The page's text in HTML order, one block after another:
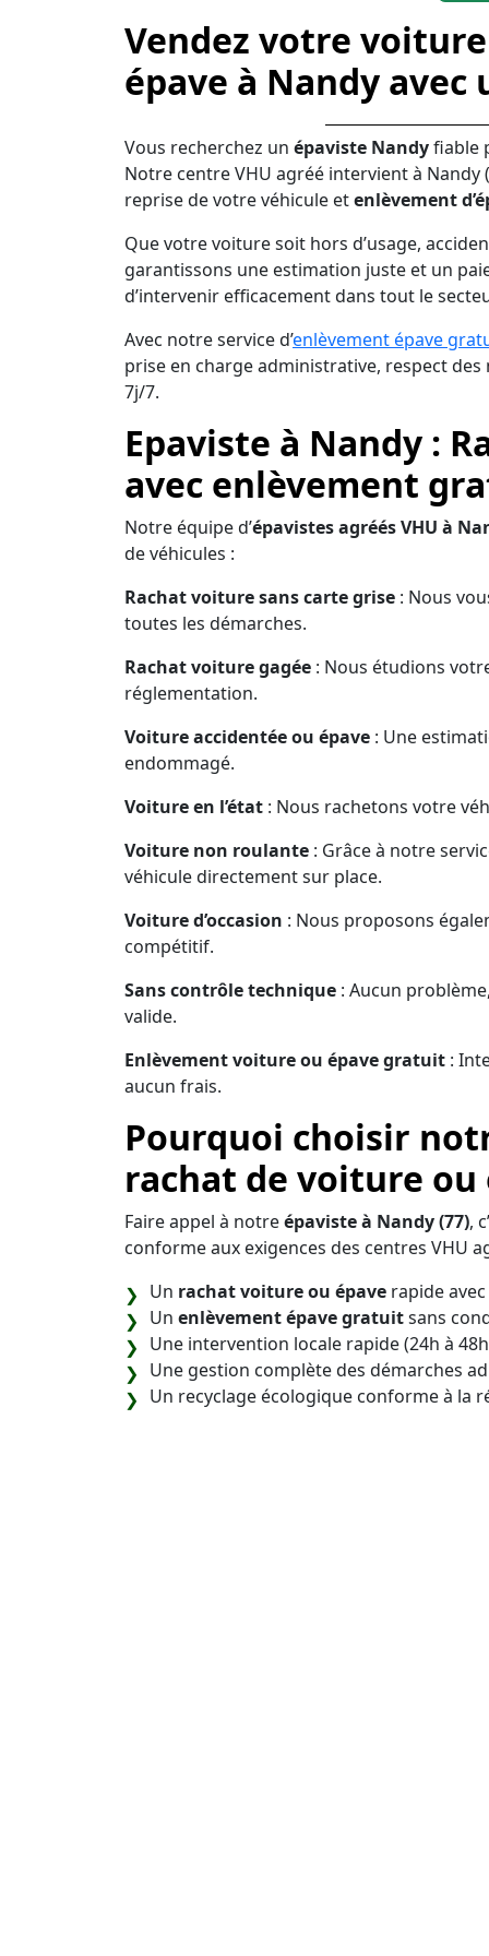
Vendez votre
épave à Nandy avec
Vous recherchez un épaviste Nandyfiable
Notre centre VHU agréé intervient à
reprise de votre véhicule etenlèvement
Que votre voiture soit hors d’usage,
garantissons une estimation juste et un
d’intervenir efficacement dans tout le
Avec notre service d’enlèvement épave
prise en charge administrative, respect
7j/7.
Epaviste à Nandy :
avec enlèvement
Notre équipe d’épavistes agréés VHU à
de véhicules :
Rachat voiture sans carte grise : Nous
toutes les démarches.
Rachat voiture gagée : Nous étudions
réglementation.
Voiture accidentée ou épave : Une
endommagé.
Voiture en l’état : Nous rachetons votre
Voiture non roulante : Grâce à notre
véhicule directement sur place.
Voiture d’occasion : Nous proposons
compétitif.
Sans contrôle technique : Aucun
valide.
Enlèvement voiture ou épave gratuit :
aucun frais.
Pourquoi choisir
rachat de voiture ou
Faire appel à notreépaviste à Nandy (77),
conforme aux exigences des centres VHU
Un rachat voiture ou épave rapide
Un enlèvement épave gratuitsans
Une intervention locale rapide (24h à
Une gestion complète des démarches
Un recyclage écologique conforme à la